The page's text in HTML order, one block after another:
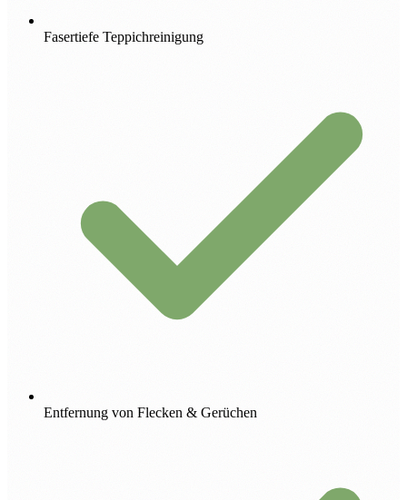
Fasertiefe Teppichreinigung
Entfernung von Flecken & Gerüchen